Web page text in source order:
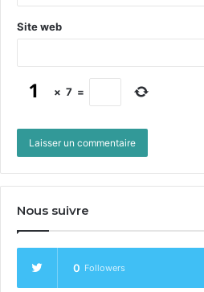
Site web
× 7 =
Nous suivre
0 Followers